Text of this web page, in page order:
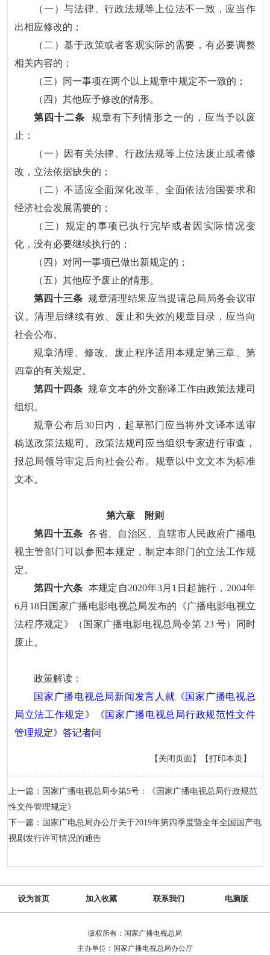
（一）与法律、行政法规等上位法不一致，应当作
出相应修改的；
（二）基于政策或者客观实际的需要，有必要调整
相关内容的；
（三）同一事项在两个以上规章中规定不一致的；
（四）其他应予修改的情形。
第四十二条 规章有下列情形之一的，应当予以废
止：
（一）因有关法律、行政法规等上位法废止或者修
改，立法依据缺失的；
（二）不适应全面深化改革、全面依法治国要求和
经济社会发展需要的；
（三）规定的事项已执行完毕或者因实际情况变
化，没有必要继续执行的；
（四）对同一事项已做出新规定的；
（五）其他应予废止的情形。
第四十三条 规章清理结果应当提请总局局务会议审
议。清理后继续有效、废止和失效的规章目录，应当向
社会公布。
规章清理、修改、废止程序适用本规定第三章、第
四章的有关规定。
第四十四条 规章文本的外文翻译工作由政策法规司
组织。
规章公布后30日内，起草部门应当将外文译本送审
稿送政策法规司。政策法规司应当组织专家进行审查，
报总局领导审定后向社会公布。规章以中文文本为标准
文本。
第六章 附则
第四十五条 各省、自治区、直辖市人民政府广播电
视主管部门可以参照本规定，制定本部门的立法工作规
定。
第四十六条 本规定自2020年3月1日起施行，2004年
6月18日国家广播电影电视总局发布的《广播电影电视立
法程序规定》（国家广播电影电视总局令第 23 号）同时
废止。
政策解读：
国家广播电视总局新闻发言人就《国家广播电视总
局立法工作规定》《国家广播电视总局行政规范性文件
管理规定》答记者问
【打印本页】
【关闭页面】
上一篇：国家广播电视总局令第5号：《国家广播电视总局行政规范
性文件管理规定》
下一篇：国家广电总局办公厅关于2019年第四季度暨全年全国国产电
视剧发行许可情况的通告
设为首页 加入收藏 联系我们 电脑版
版权所有：国家广播电视总局
主办单位：国家广播电视总局办公厅